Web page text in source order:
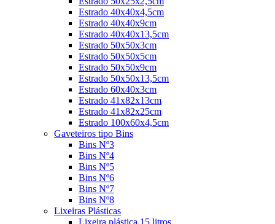
Estrado 40x40x4,5cm
Estrado 40x40x9cm
Estrado 40x40x13,5cm
Estrado 50x50x3cm
Estrado 50x50x5cm
Estrado 50x50x9cm
Estrado 50x50x13,5cm
Estrado 60x40x3cm
Estrado 41x82x13cm
Estrado 41x82x25cm
Estrado 100x60x4,5cm
Gaveteiros tipo Bins
Bins Nº3
Bins Nº4
Bins Nº5
Bins Nº6
Bins Nº7
Bins Nº8
Lixeiras Plásticas
Lixeira plástica 15 litros